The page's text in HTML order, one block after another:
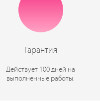
Гарантия
Действует 100 дней на
выполненные работы.